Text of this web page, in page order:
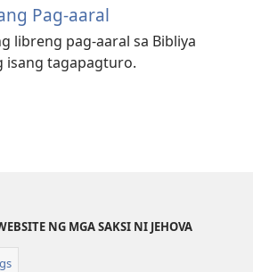
Pag-aaral
libreng pag-aaral sa Bibliya
isang tagapagturo.
NG MGA SAKSI NI JEHOVA